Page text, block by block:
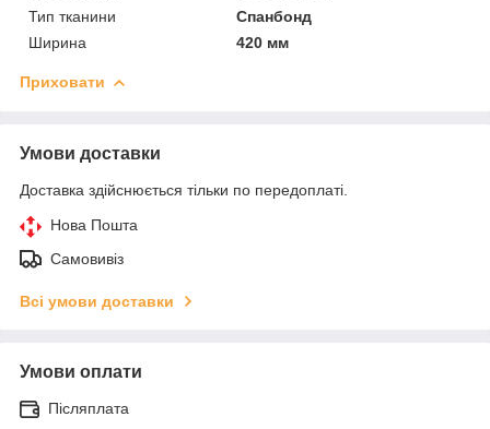
Тип тканини
Спанбонд
Ширина
420 мм
Приховати
Умови доставки
Доставка здійснюється тільки по передоплаті.
Нова Пошта
Самовивіз
Всі умови доставки
Умови оплати
Післяплата